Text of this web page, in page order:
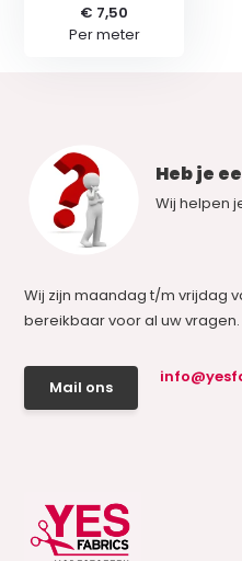
€ 7,50
Per meter
Heb je
Wij helpen
Wij zijn maandag t/m vrijdag
bereikbaar voor al uw vragen.
Mail ons